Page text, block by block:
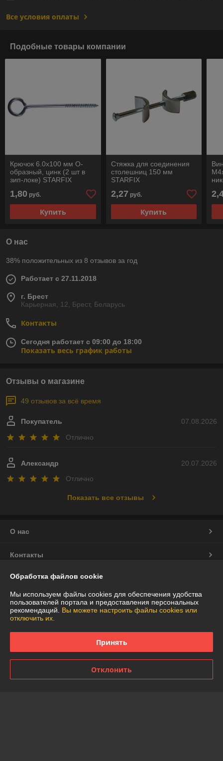
Все условия оплаты
Подобные товары компании
Крючок 6.0х100 мм О-
образный, цинк (2 шт в
зип-локе) STARFIX
1,80 руб.
Купить
Стяжка для соединения
столешниц 150 мм
STARFIX
2,27 руб.
Купить
О нас
38% положительных из 8 отзывов за год
Работает с 27.11.2018
г. Брест
Карьерная, 12, Брест, Беларусь
Контакты
Сегодня работает с 09:00 до 18:00
Показать весь график работы
Отзывы о магазине
49 отзывов за всё время
07.08.2026
Покупатель
Отлично
20.07.2026
Александр
Отлично
Показать все отзывы
О нас
Контакты
Доставка и оплата
График работы
Политика обработки cookies
Сайт создан на платформе Deal.by
Обработка файлов cookie
Мы используем файлы cookies для обеспечения удобства
пользователей портала и предоставления персональных
рекомендаций. Вы можете настроить файлы cookies или
отключить их.
Принять
Отклонить